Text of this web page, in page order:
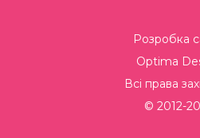
Розробка
Optima
Всі права
© 2012-